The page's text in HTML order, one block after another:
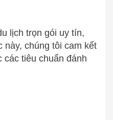
lịch trọn gói uy tín,
chúng tôi cam kết
tiêu chuẩn đánh